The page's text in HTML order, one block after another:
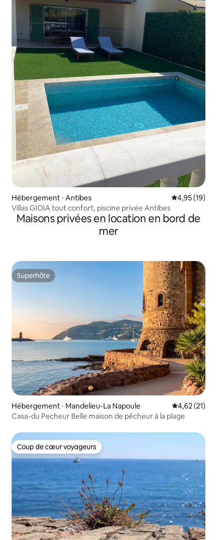
Hébergement ⋅ Antibes Évaluation
4,95 (19)
Villas GIOIA tout confort, piscine privée Antibes
Maisons privées en location en bord de
mer
Superhôte
Superhôte
Hébergement ⋅ Mandelieu-La Napoule Évaluation
4,62 (21)
Casa-du Pecheur Belle maison de pêcheur à la plage
Coup de cœur voyageurs
Coup de cœur voyageurs